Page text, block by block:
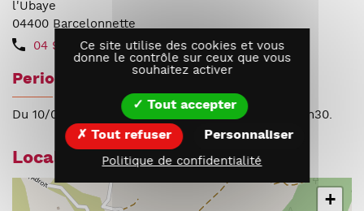
l'Ubaye
04400 Barcelonnette
04 92 61 57 37
Periodes d'ouverture
Du 10/07 au 21/08/2026 le vendredi de 14h30 à 17h30.
Localisation
+
Ce site utilise des cookies et vous
donne le contrôle sur ceux que vous
souhaitez activer
Tout accepter
Tout refuser Personnaliser
Politique de confidentialité